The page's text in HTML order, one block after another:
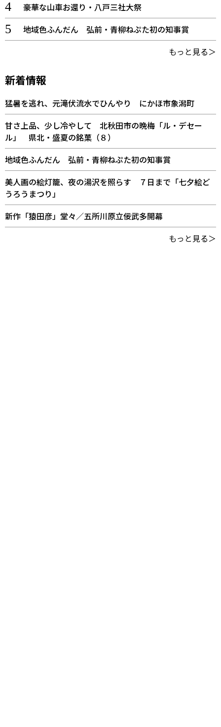
豪華な山車お還り・八戸三社大祭
地域色ふんだん 弘前・青柳ねぷた初の知事賞
もっと見る＞
新着情報
猛暑を逃れ、元滝伏流水でひんやり にかほ市象潟町
甘さ上品、少し冷やして 北秋田市の晩梅「ル・デセー
ル」 県北・盛夏の銘菓（８）
地域色ふんだん 弘前・青柳ねぷた初の知事賞
美人画の絵灯籠、夜の湯沢を照らす ７日まで「七夕絵ど
うろうまつり」
新作「猿田彦」堂々／五所川原立佞武多開幕
もっと見る＞